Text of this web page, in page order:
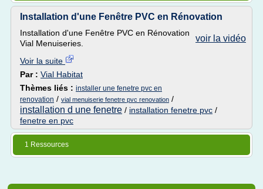
Installation d'une Fenêtre PVC en Rénovation
voir la vidéo
Installation d'une Fenêtre PVC en Rénovation
Vial Menuiseries.
Voir la suite
Par : Vial Habitat
Thèmes liés : installer une fenetre pvc en
renovation / vial menuiserie fenetre pvc renovation /
installation d une fenetre / installation fenetre pvc /
fenetre en pvc
1 Ressources